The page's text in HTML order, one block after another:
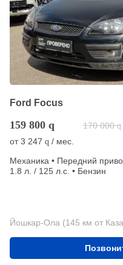
Ford Focus
159 800 q 170 000 q
от3 247 q / мес.
Механика • Передний
1.8 л. / 125 л.с. • Бензин
Йошкар-Ола (145 км от